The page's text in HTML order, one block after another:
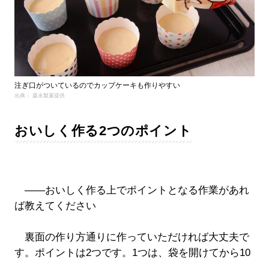
注ぎ口がついているのでカップケーキも作りやすい
出典： 森永製菓提供
おいしく作る2つのポイント
――おいしく作る上でポイントとなる作業があれ
ば教えてください
裏面の作り方通りに作っていただければ大丈夫で
す。ポイントは2つです。1つは、袋を開けてから10